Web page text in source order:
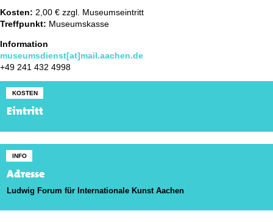
Kosten: 2,00 € zzgl. Museumseintritt
Treffpunkt: Museumskasse
Information
museumsdienst[at]mail.aachen.de
+49 241 432 4998
KOSTEN
Eintritt
INFO
Adresse
Ludwig Forum für Internationale Kunst Aachen